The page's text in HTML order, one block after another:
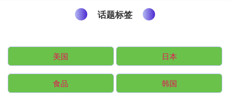
话题标签
美国 日本
食品 韩国